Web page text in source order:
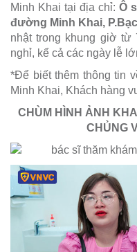
Minh Khai tại địa chỉ: Ô
đường Minh Khai,
nhật trong khung giờ từ
nghỉ, kể cả các ngày lễ
*Để biết thêm thông tin
Minh Khai, Khách hàng
CHÙM HÌNH ẢNH
CHỦNG